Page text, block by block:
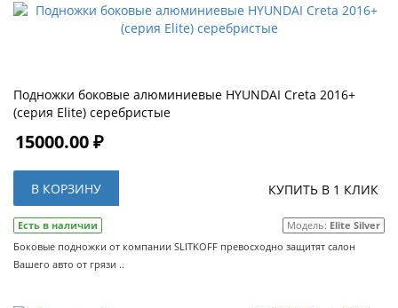
Подножки боковые алюминиевые HYUNDAI Creta 2016+
(серия Elite) серебристые
15000.00 ₽
В КОРЗИНУ КУПИТЬ В 1 КЛИК
Есть в наличии Модель: Elite Silver
Боковые подножки от компании SLITKOFF превосходно защитят салон
Вашего авто от грязи ..